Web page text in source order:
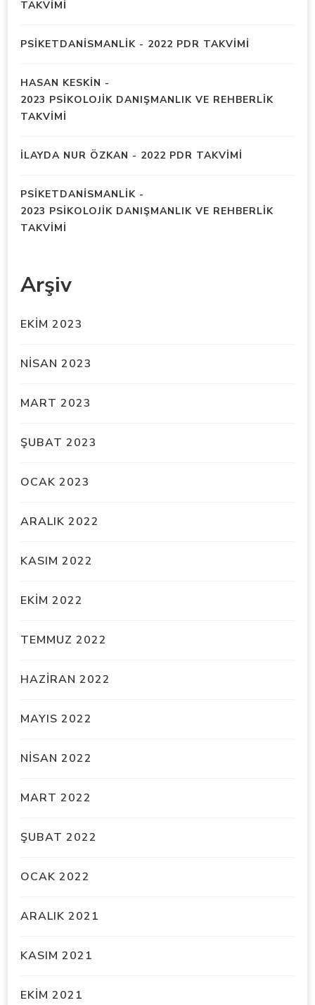
TAKVİMİ
PSIKETDANISMANLIK - 2022 PDR TAKVİMİ
HASAN KESKIN -
2023 PSİKOLOJİK DANIŞMANLIK VE REHBERLİK
TAKVİMİ
İLAYDA NUR ÖZKAN - 2022 PDR TAKVİMİ
PSIKETDANISMANLIK -
2023 PSİKOLOJİK DANIŞMANLIK VE REHBERLİK
TAKVİMİ
Arşiv
EKIM 2023
NISAN 2023
MART 2023
ŞUBAT 2023
OCAK 2023
ARALIK 2022
KASIM 2022
EKIM 2022
TEMMUZ 2022
HAZIRAN 2022
MAYIS 2022
NISAN 2022
MART 2022
ŞUBAT 2022
OCAK 2022
ARALIK 2021
KASIM 2021
EKIM 2021